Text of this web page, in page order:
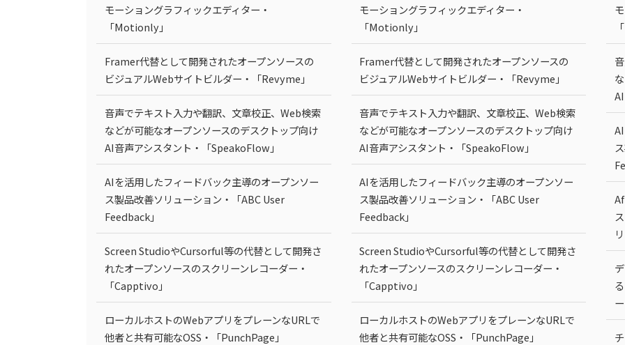
モーショングラフィックエディター・
「Motionly」
Framer代替として開発されたオープンソースの
ビジュアルWebサイトビルダー・「Revyme」
音声でテキスト入力や翻訳、文章校正、Web検索
などが可能なオープンソースのデスクトップ向け
AI音声アシスタント・「SpeakoFlow」
AIを活用したフィードバック主導のオープンソー
ス製品改善ソリューション・「ABC User
Feedback」
Screen StudioやCursorful等の代替として開発さ
れたオープンソースのスクリーンレコーダー・
「Capptivo」
ローカルホストのWebアプリをプレーンなURLで
他者と共有可能なOSS・「PunchPage」
モーショングラフィックエディター・
「Motionly」
Framer代替として開発されたオープンソースの
ビジュアルWebサイトビルダー・「Revyme」
音声でテキスト入力や翻訳、文章校正、Web検索
などが可能なオープンソースのデスクトップ向け
AI音声アシスタント・「SpeakoFlow」
AIを活用したフィードバック主導のオープンソー
ス製品改善ソリューション・「ABC User
Feedback」
Screen StudioやCursorful等の代替として開発さ
れたオープンソースのスクリーンレコーダー・
「Capptivo」
ローカルホストのWebアプリをプレーンなURLで
他者と共有可能なOSS・「PunchPage」